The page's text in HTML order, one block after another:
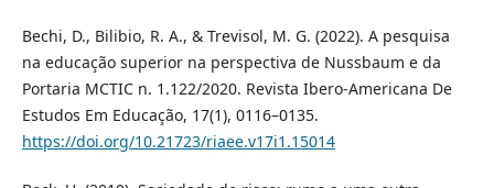
Bechi, D., Bilibio, R. A., & Trevisol, M. G. (2022). A pesquisa
na educação superior na perspectiva de Nussbaum e da
Portaria MCTIC n. 1.122/2020. Revista Ibero-Americana De
Estudos Em Educação, 17(1), 0116–0135.
https://doi.org/10.21723/riaee.v17i1.15014